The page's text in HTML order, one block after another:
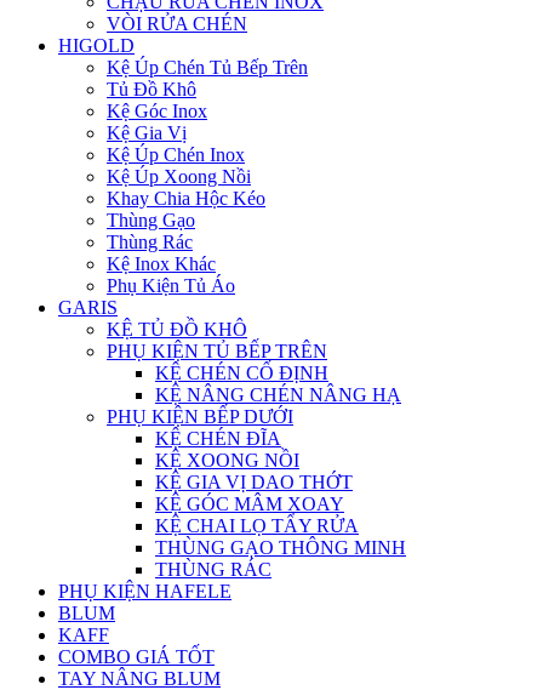
VÒI RỬA CHÉN
HIGOLD
Kệ Úp Chén Tủ Bếp Trên
Tủ Đồ Khô
Kệ Góc Inox
Kệ Gia Vị
Kệ Úp Chén Inox
Kệ Úp Xoong Nồi
Khay Chia Hộc Kéo
Thùng Gạo
Thùng Rác
Kệ Inox Khác
Phụ Kiện Tủ Áo
GARIS
KỆ TỦ ĐỒ KHÔ
PHỤ KIỆN TỦ BẾP TRÊN
KỆ CHÉN CỐ ĐỊNH
KỆ NÂNG CHÉN NÂNG HẠ
PHỤ KIỆN BẾP DƯỚI
KỆ CHÉN ĐĨA
KỆ XOONG NỒI
KỆ GIA VỊ DAO THỚT
KỆ GÓC MÂM XOAY
KỆ CHAI LỌ TẨY RỬA
THÙNG GẠO THÔNG MINH
THÙNG RÁC
PHỤ KIỆN HAFELE
BLUM
KAFF
COMBO GIÁ TỐT
TAY NÂNG BLUM